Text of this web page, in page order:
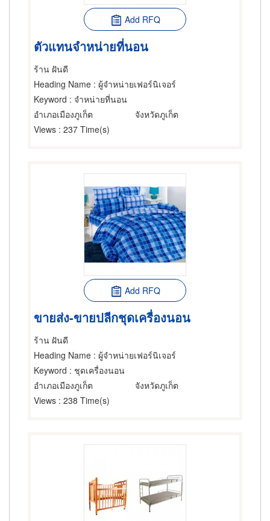
Add RFQ
ตัวแทนจำหน่ายที่นอน
ร้าน ฝันดี
Heading Name : ผู้จำหน่ายเฟอร์นิเจอร์
Keyword : จำหน่ายที่นอน
อำเภอเมืองภูเก็ต
จังหวัดภูเก็ต
Views : 237 Time(s)
Add RFQ
ขายส่ง-ขายปลีกชุดเครื่องนอน
ร้าน ฝันดี
Heading Name : ผู้จำหน่ายเฟอร์นิเจอร์
Keyword : ชุดเครื่องนอน
อำเภอเมืองภูเก็ต
จังหวัดภูเก็ต
Views : 238 Time(s)